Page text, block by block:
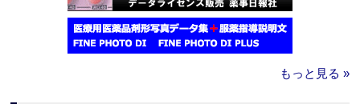
もっと見る »